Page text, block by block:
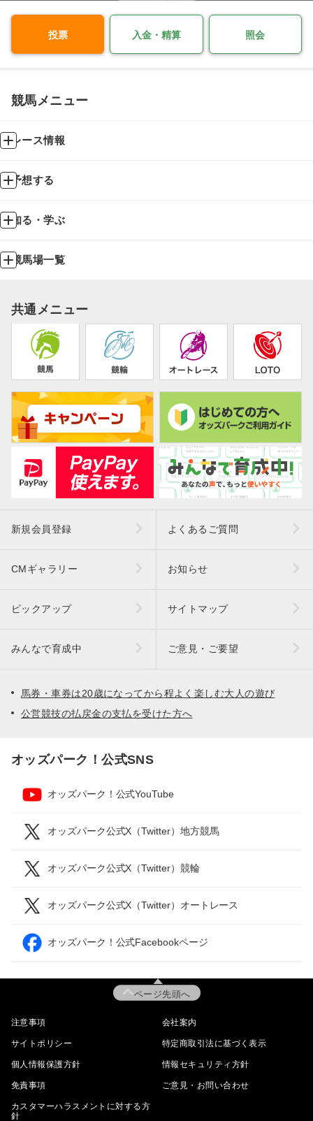
投票 入金・精算 照会
競馬メニュー
レース情報
予想する
知る・学ぶ
競馬場一覧
共通メニュー
新規会員登録 よくあるご質問
CMギャラリー お知らせ
ピックアップ サイトマップ
みんなで育成中 ご意見・ご要望
馬券・車券は20歳になってから程よく楽しむ大人の遊び
公営競技の払戻金の支払を受けた方へ
オッズパーク！公式SNS
オッズパーク！公式YouTube
オッズパーク公式X（Twitter）地方競馬
オッズパーク公式X（Twitter）競輪
オッズパーク公式X（Twitter）オートレース
オッズパーク！公式Facebookページ
ページ先頭へ
注意事項 会社案内
サイトポリシー 特定商取引法に基づく表示
個人情報保護方針 情報セキュリティ方針
免責事項 ご意見・お問い合わせ
カスタマーハラスメントに対する方
針